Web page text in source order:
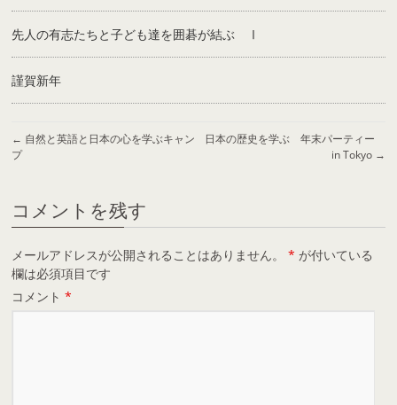
先人の有志たちと子ども達を囲碁が結ぶ Ⅰ
謹賀新年
← 自然と英語と日本の心を学ぶキャン
プ
日本の歴史を学ぶ 年末パーティー
in Tokyo →
コメントを残す
メールアドレスが公開されることはありません。 * が付いている
欄は必須項目です
コメント*